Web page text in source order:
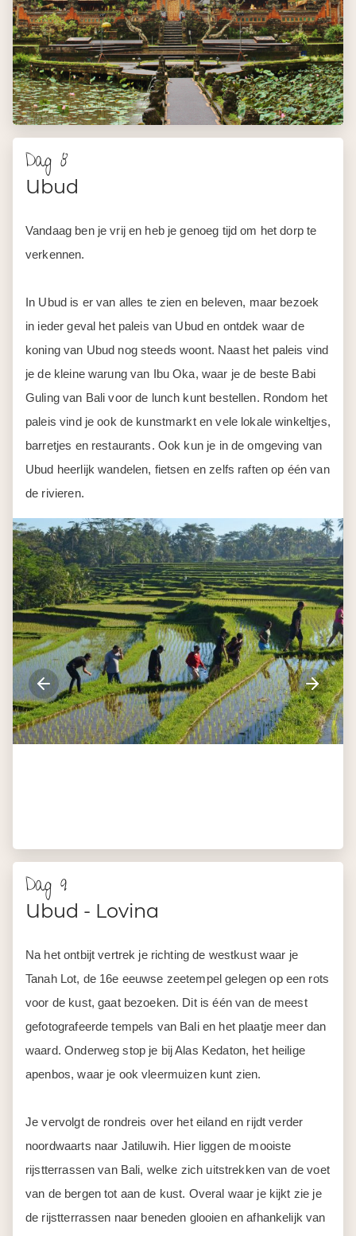
Dag 8
Ubud
Vandaag ben je vrij en heb je genoeg tijd om het dorp te
verkennen.
In Ubud is er van alles te zien en beleven, maar bezoek
Dag 9
Ubud - Lovina
Na het ontbijt vertrek je richting de westkust waar je
apenbos, waar je ook vleermuizen kunt zien.
Je vervolgt de rondreis over het eiland en rijdt verder
rijstterrassen van Bali, welke zich uitstrekken van de voet
van de bergen tot aan de kust. Overal waar je kijkt zie je
de rijstterrassen naar beneden glooien en afhankelijk van
het groeiseizoen van de rijst, zal de kleur variëren van
goudblond tot smaragdgroen.
vervolg je je weg naar het koele hooggelegen Bedugul,
waar je de lokale fruitmarkt kunt bezoeken. Je rijdt verder
door het koele berglandschap rondom het kratermeer
Danau Bratan en brengt een bezoek aan de beroemde
Pura Ulun Danau, oftewel de tempel in het meer.